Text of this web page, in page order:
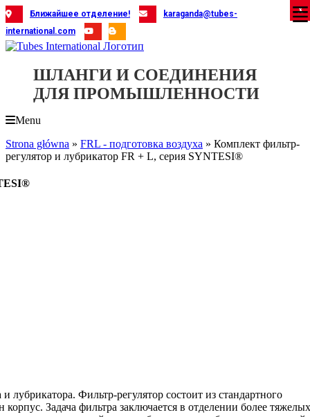
Skip
to
content
Ближайшее отделение!
karaganda@tubes-
international.com
ШЛАНГИ И СОЕДИНЕНИЯ
ДЛЯ ПРОМЫШЛЕННОСТИ
Menu
Strona główna » FRL - подготовка воздуха » Комплект фильтр-
регулятор и лубрикатор FR + L, серия SYNTESI®
лубрикатора. Фильтр-регулятор состоит из стандартного
Задача фильтра заключается в отделении более
X
X
X
X
X
X
X
X
X
X
X
X
X
X
X
X
X
X
X